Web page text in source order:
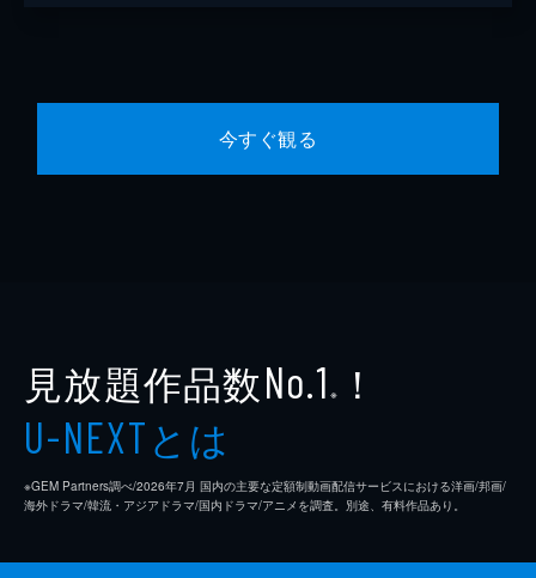
今すぐ観る
見放題作品数No.1 ※ ！
U-NEXTとは
※GEM Partners調べ/2026年7⽉ 国内の主要な定額制動画配信サービスにおける洋画/邦画/
海外ドラマ/韓流・アジアドラマ/国内ドラマ/アニメを調査。別途、有料作品あり。